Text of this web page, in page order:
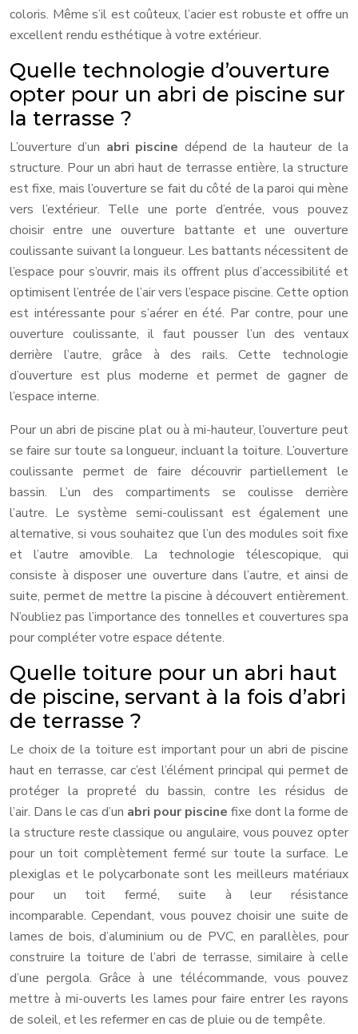
coloris. Même s’il est coûteux, l’acier est robuste et offre un
excellent rendu esthétique à votre extérieur.
Quelle technologie d’ouverture
opter pour un abri de piscine sur
la terrasse ?
L’ouverture d’un abri piscine dépend de la hauteur de la
structure. Pour un abri haut de terrasse entière, la structure
est fixe, mais l’ouverture se fait du côté de la paroi qui mène
vers l’extérieur. Telle une porte d’entrée, vous pouvez
choisir entre une ouverture battante et une ouverture
coulissante suivant la longueur. Les battants nécessitent de
l’espace pour s’ouvrir, mais ils offrent plus d’accessibilité et
optimisent l’entrée de l’air vers l’espace piscine. Cette option
est intéressante pour s’aérer en été. Par contre, pour une
ouverture coulissante, il faut pousser l’un des ventaux
derrière l’autre, grâce à des rails. Cette technologie
d’ouverture est plus moderne et permet de gagner de
l’espace interne.
Pour un abri de piscine plat ou à mi-hauteur, l’ouverture peut
se faire sur toute sa longueur, incluant la toiture. L’ouverture
coulissante permet de faire découvrir partiellement le
bassin. L’un des compartiments se coulisse derrière
l’autre. Le système semi-coulissant est également une
alternative, si vous souhaitez que l’un des modules soit fixe
et l’autre amovible. La technologie télescopique, qui
consiste à disposer une ouverture dans l’autre, et ainsi de
suite, permet de mettre la piscine à découvert entièrement.
N’oubliez pas l’importance des tonnelles et couvertures spa
pour compléter votre espace détente.
Quelle toiture pour un abri haut
de piscine, servant à la fois d’abri
de terrasse ?
Le choix de la toiture est important pour un abri de piscine
haut en terrasse, car c’est l’élément principal qui permet de
protéger la propreté du bassin, contre les résidus de
l’air. Dans le cas d’un abri pour piscine fixe dont la forme de
la structure reste classique ou angulaire, vous pouvez opter
pour un toit complètement fermé sur toute la surface. Le
plexiglas et le polycarbonate sont les meilleurs matériaux
pour un toit fermé, suite à leur résistance
incomparable. Cependant, vous pouvez choisir une suite de
lames de bois, d’aluminium ou de PVC, en parallèles, pour
construire la toiture de l’abri de terrasse, similaire à celle
d’une pergola. Grâce à une télécommande, vous pouvez
mettre à mi-ouverts les lames pour faire entrer les rayons
de soleil, et les refermer en cas de pluie ou de tempête.